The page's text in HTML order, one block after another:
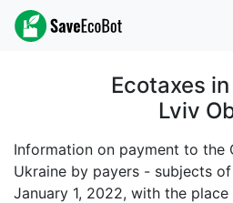
Ecotaxes
Lviv
Information on payment to the
Ukraine by payers - subjects
January 1, 2022, with the